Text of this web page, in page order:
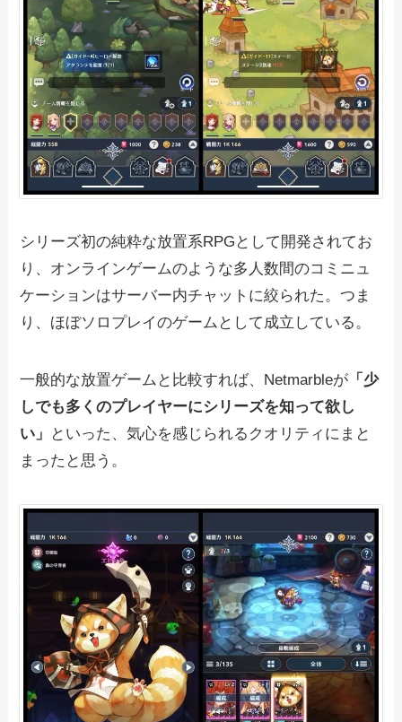
シリーズ初の純粋な放置系RPGとして開発されてお
り、オンラインゲームのような多人数間のコミニュ
ケーションはサーバー内チャットに絞られた。つま
り、ほぼソロプレイのゲームとして成立している。
一般的な放置ゲームと比較すれば、Netmarbleが 「少
しでも多くのプレイヤーにシリーズを知って欲し
い」
といった、気心を感じられるクオリティにまと
まったと思う。